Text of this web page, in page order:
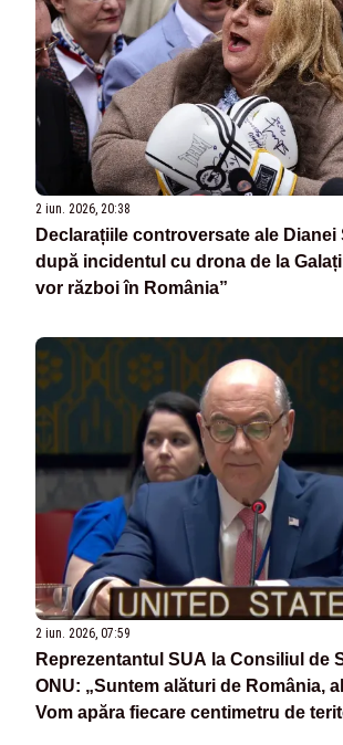
2 iun. 2026, 20:38
Declarațiile controversate ale Dianei
după incidentul cu drona de la
vor război în România”
2 iun. 2026, 07:59
Reprezentantul SUA la Consiliul de
ONU: „Suntem alături de România,
Vom apăra fiecare centimetru de